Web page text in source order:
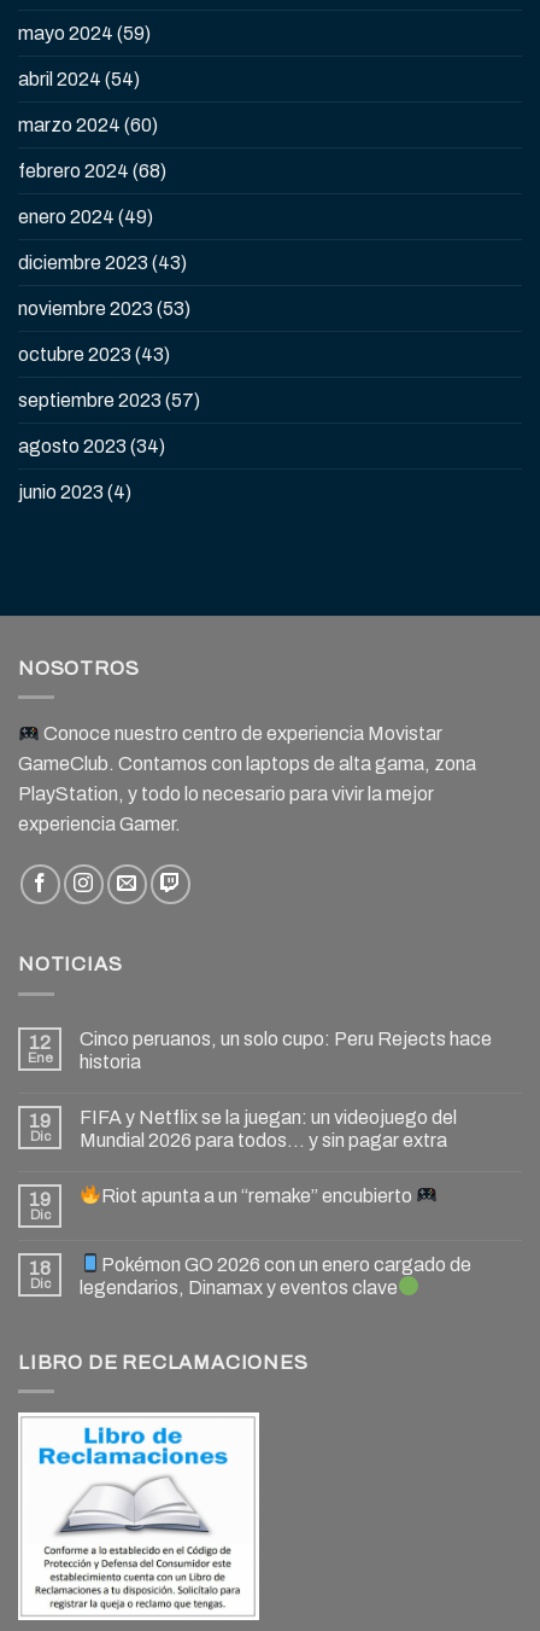
mayo 2024 (59)
abril 2024 (54)
marzo 2024 (60)
febrero 2024 (68)
enero 2024 (49)
diciembre 2023 (43)
noviembre 2023 (53)
octubre 2023 (43)
septiembre 2023 (57)
agosto 2023 (34)
junio 2023 (4)
NOSOTROS
Conoce nuestro centro de experiencia Movistar
GameClub. Contamos con laptops de alta gama, zona
PlayStation, y todo lo necesario para vivir la mejor
experiencia Gamer.
NOTICIAS
12
Ene
Cinco peruanos, un solo cupo: Peru Rejects hace
historia
19
Dic
FIFA y Netflix se la juegan: un videojuego del
Mundial 2026 para todos… y sin pagar extra
19
Dic
Riot apunta a un “remake” encubierto
18
Dic
Pokémon GO 2026 con un enero cargado de
legendarios, Dinamax y eventos clave
LIBRO DE RECLAMACIONES